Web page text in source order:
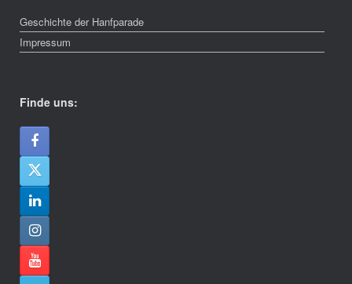
Geschichte der Hanfparade
Impressum
Finde uns: